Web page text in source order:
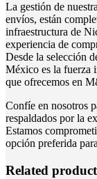
La gestión de
envíos, están
infraestructura de
experiencia de
Desde la selección
México es la fuerza
que ofrecemos en
Confíe en nosotros
respaldados por la
Estamos
opción preferida
Related